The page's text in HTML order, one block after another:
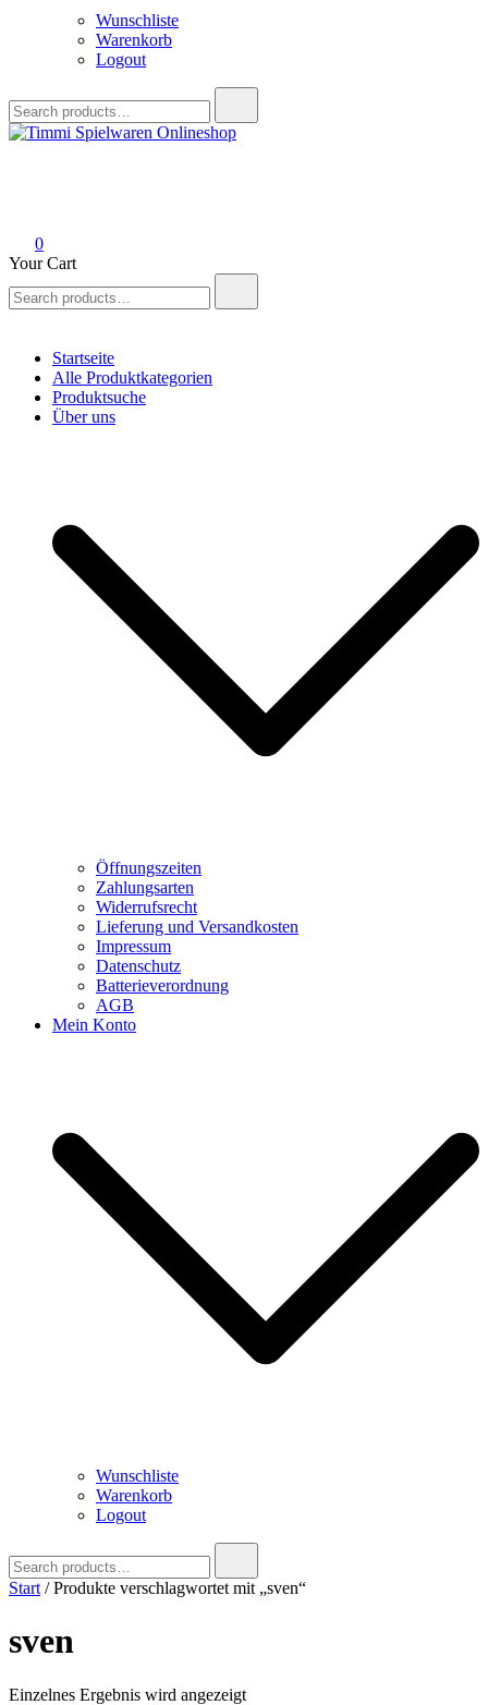
Wunschliste
Warenkorb
Logout
for:
0
Your Cart
for:
Startseite
Alle Produktkategorien
Produktsuche
Über uns
Öffnungszeiten
Zahlungsarten
Widerrufsrecht
Lieferung und Versandkosten
Impressum
Datenschutz
Batterieverordnung
AGB
Mein Konto
Wunschliste
Warenkorb
Logout
for:
Start / Produkte verschlagwortet mit „sven“
sven
Einzelnes Ergebnis wird angezeigt